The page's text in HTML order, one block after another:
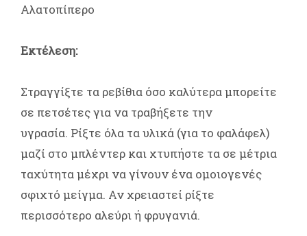
Αλατοπίπερο
Εκτέλεση:
Στραγγίξτε τα ρεβίθια όσο καλύτερα μπορείτε
σε πετσέτες για να τραβήξετε την
υγρασία. Ρίξτε όλα τα υλικά (για το φαλάφελ)
μαζί στο μπλέντερ και χτυπήστε τα σε μέτρια
ταχύτητα μέχρι να γίνουν ένα ομοιογενές
σφιχτό μείγμα. Αν χρειαστεί ρίξτε
περισσότερο αλεύρι ή φρυγανιά.